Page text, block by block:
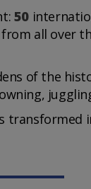
50
all over
of the
transformed